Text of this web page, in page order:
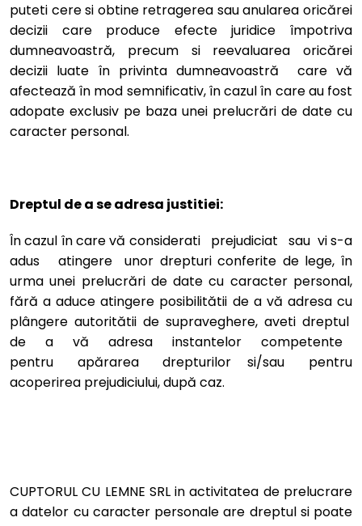
puteti cere si obtine retragerea sau anularea oricărei
decizii care produce efecte juridice împotriva
dumneavoastră, precum si reevaluarea oricărei
decizii luate în privinta dumneavoastră care vă
afectează în mod semnificativ, în cazul în care au fost
adopate exclusiv pe baza unei prelucrări de date cu
caracter personal.
Dreptul de a se adresa justitiei:
În cazul în care vă considerati prejudiciat sau vi s-a
adus atingere unor drepturi conferite de lege, în
urma unei prelucrări de date cu caracter personal,
fără a aduce atingere posibilitătii de a vă adresa cu
plângere autoritătii de supraveghere, aveti dreptul
de a vă adresa instantelor competente
pentru apărarea drepturilor si/sau pentru
acoperirea prejudiciului, după caz.
CUPTORUL CU LEMNE SRL in activitatea de prelucrare
a datelor cu caracter personale are dreptul si poate